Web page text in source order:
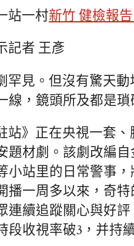
站一村新竹 健檢報
記者 王彥
罕見。但沒有驚天
線，鏡頭所及都是
站》正在央視一套
題材劇。該劇改編
小站里的日常警事
播一周多以來，奇
連續追蹤關心與好
段收視率破3，并持